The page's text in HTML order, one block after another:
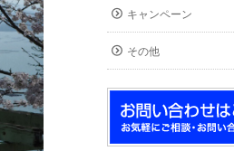
キャンペーン
その他